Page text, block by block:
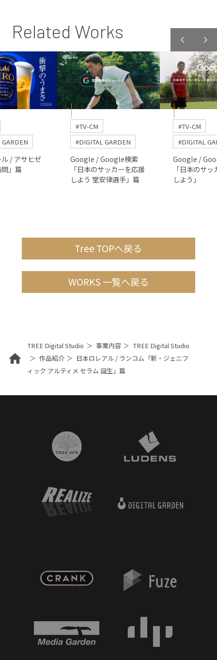
Related Works
/ アサヒゼ
」篇
#TV-CM
#DIGITAL GARDEN
Google / Google検索
「日本のサッカーを応援
しよう 堂安律選手」篇
#TV-CM
#DIGITAL
Google /
「日本のサ
しよう」
Tree TOPへ戻る
WORKS 一覧へ戻る
TREE Digital Studio 事業内容
TREE Digital Studio
作品紹介
日本ロレアル / ランコム「新・ジェニフ
ィック アルティメ セラム 誕生」篇